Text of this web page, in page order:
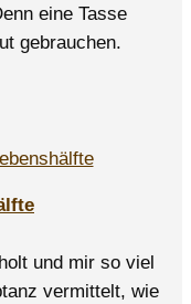
eine Tasse
gebrauchen.
und mir so viel
vermittelt, wie